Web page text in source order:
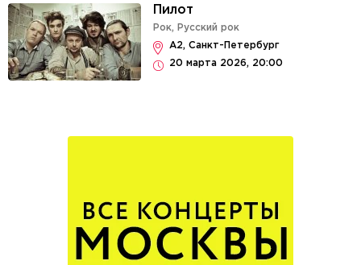
Пилот
Рок,
Русский рок
А2, Санкт-Петербург
20 марта 2026, 20:00